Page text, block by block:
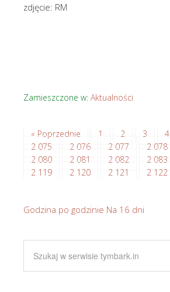
zdjęcie: RM
Zamieszczone w: Aktualności
« Poprzednie 1 2 3 4
2 075
2 076 2 077 2 078
2 080
2 081 2 082 2 083
2 119
2 120 2 121 2 122
Godzina po godzinie Na 16 dni